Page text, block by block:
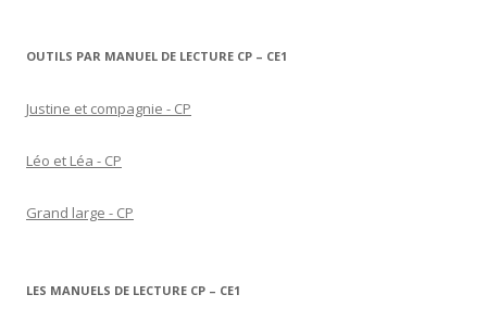
OUTILS PAR MANUEL DE LECTURE CP – CE1
Justine et compagnie - CP
Léo et Léa - CP
Grand large - CP
LES MANUELS DE LECTURE CP – CE1